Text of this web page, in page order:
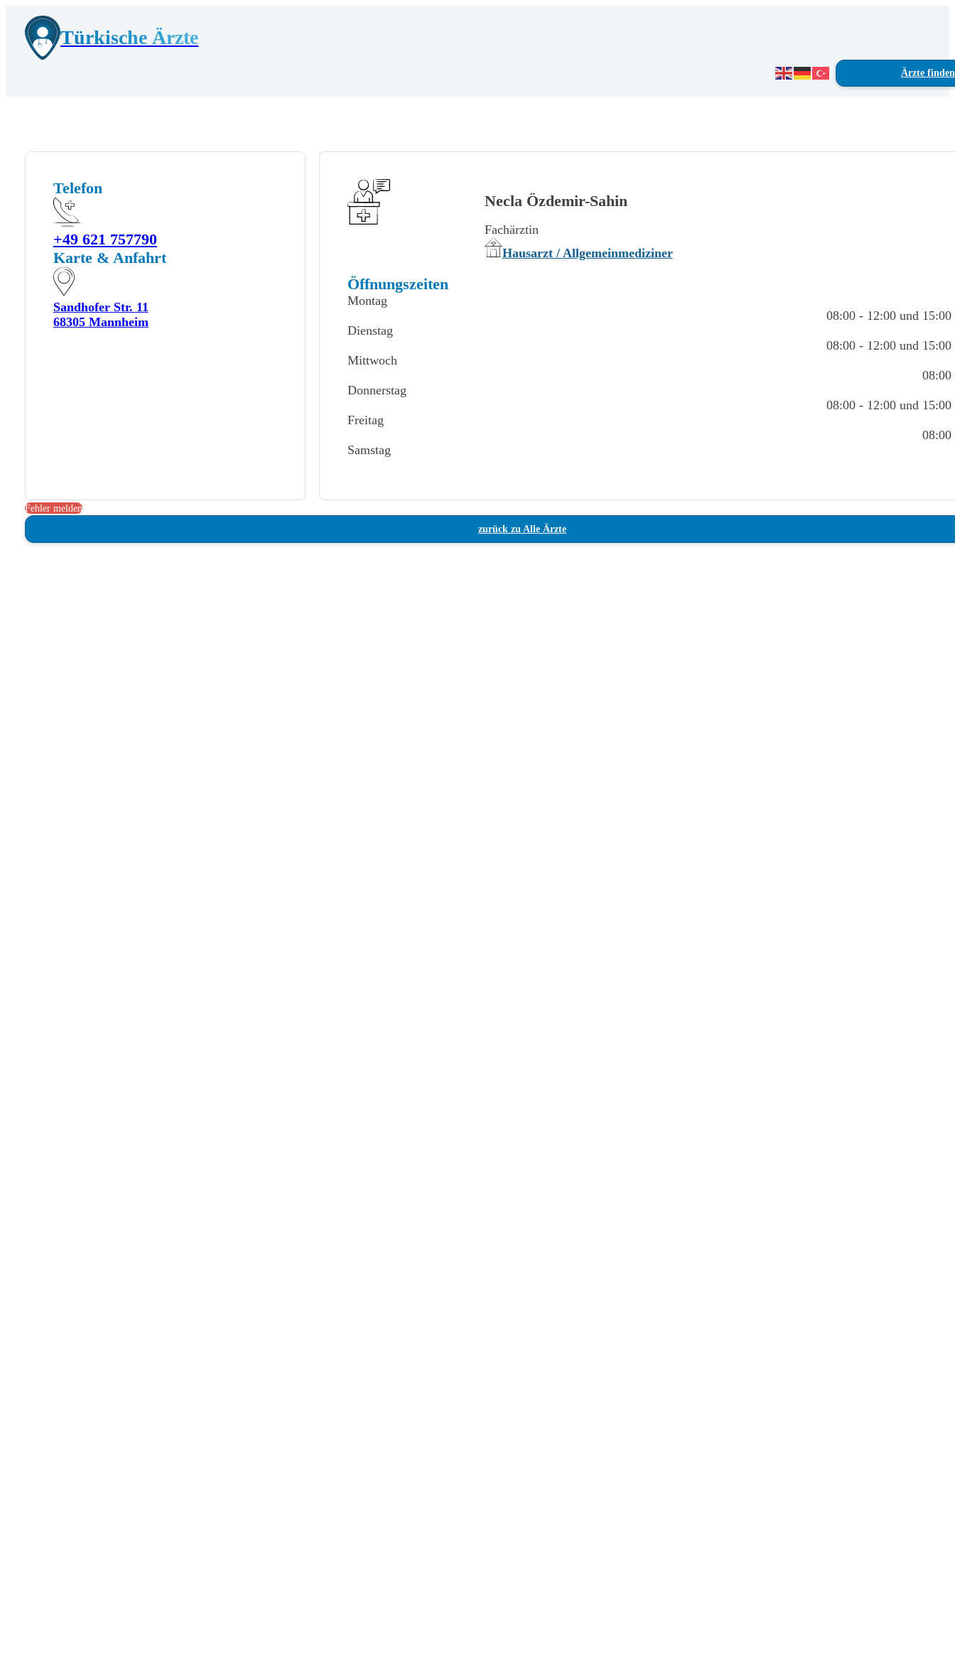
Türkische Ärzte
Ärzte finden
Telefon
+49 621 757790
Karte & Anfahrt
Sandhofer Str. 11
68305 Mannheim
Necla Özdemir-Sahin
Fachärztin
Hausarzt / Allgemeinmediziner
Öffnungszeiten
Montag
08:00 - 12:00 und 15:00
Dienstag
08:00 - 12:00 und 15:00
Mittwoch
08:00
Donnerstag
08:00 - 12:00 und 15:00
Freitag
08:00
Samstag
Fehler melden
zurück zu Alle Ärzte